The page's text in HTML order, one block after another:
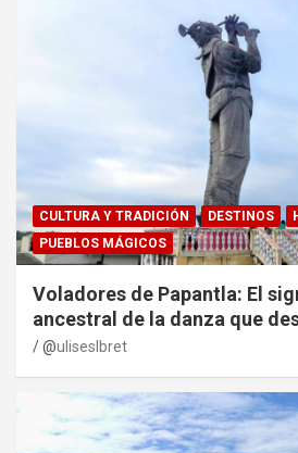
CULTURA Y TRADICIÓN DESTINOS
PUEBLOS MÁGICOS
Voladores de Papantla: El
ancestral de la danza que
@uliseslbret